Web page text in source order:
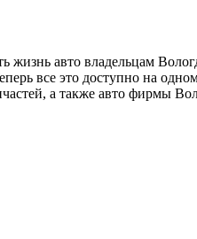
жизнь авто владельцам
все это доступно на
а также авто фирмы